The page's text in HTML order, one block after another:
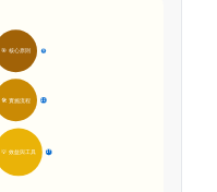
🎯 核心原則 9
🛠️ 實施流程 12
💡 效益與工具 17